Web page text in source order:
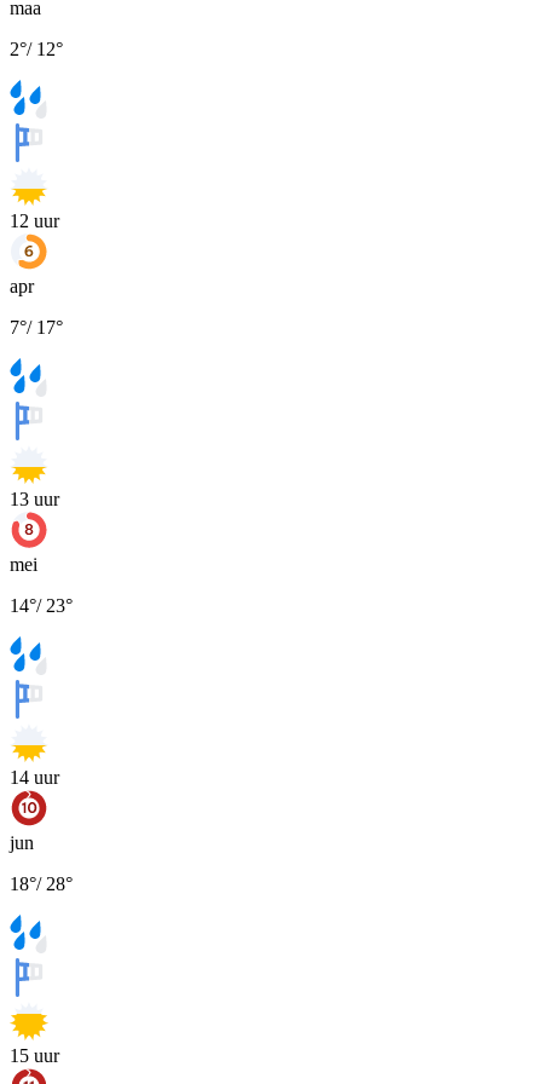
maa
2°/ 12°
12 uur
apr
7°/ 17°
13 uur
mei
14°/ 23°
14 uur
jun
18°/ 28°
15 uur